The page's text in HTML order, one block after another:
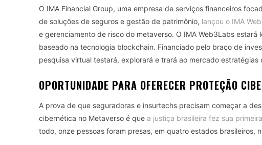
O IMA Financial Group, uma empresa de serviços financeiros
de soluções de seguros e gestão de patrimônio, lançou o IMA
e gerenciamento de risco do metaverso. O IMA Web3Labs
baseado na tecnologia blockchain. Financiado pelo braço de
pesquisa virtual testará, explorará e trará ao mercado
OPORTUNIDADE PARA OFERECER PROTEÇÃO
A prova de que seguradoras e insurtechs precisam começar a
cibernética no Metaverso é que a justiça brasileira fez sua
todo, onze pessoas foram presas, em quatro estados brasileiros,